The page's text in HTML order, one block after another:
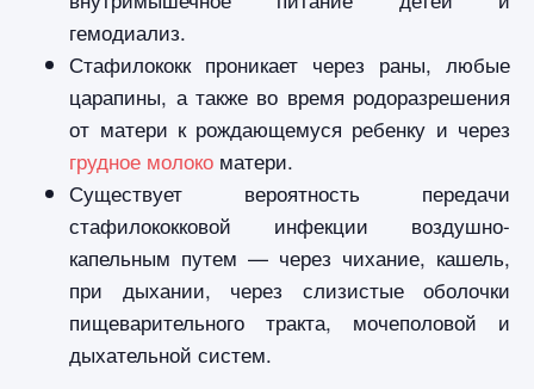
гемодиализ.
Стафилококк проникает через раны, любые
царапины, а также во время родоразрешения
от матери к рождающемуся ребенку и через
грудное молоко матери.
Существует вероятность передачи
стафилококковой инфекции воздушно-
капельным путем — через чихание, кашель,
при дыхании, через слизистые оболочки
пищеварительного тракта, мочеполовой и
дыхательной систем.